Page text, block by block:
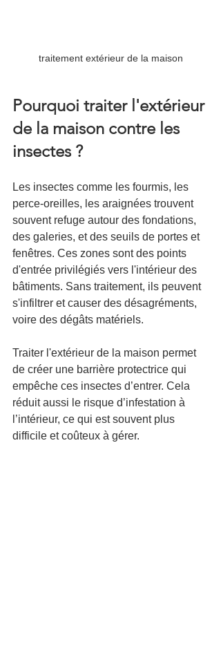
traitement extérieur de la maison
Pourquoi traiter l'extérieur
de la maison contre les
insectes ?
Les insectes comme les fourmis, les
perce-oreilles, les araignées trouvent
souvent refuge autour des fondations,
des galeries, et des seuils de portes et
fenêtres. Ces zones sont des points
d'entrée privilégiés vers l'intérieur des
bâtiments. Sans traitement, ils peuvent
s'infiltrer et causer des désagréments,
voire des dégâts matériels.
Traiter l'extérieur de la maison permet
de créer une barrière protectrice qui
empêche ces insectes d’entrer. Cela
réduit aussi le risque d’infestation à
l’intérieur, ce qui est souvent plus
difficile et coûteux à gérer.